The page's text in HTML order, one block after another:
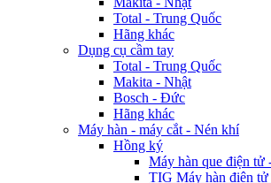
Total - Trung Quốc
Hãng khác
Dụng cụ cầm tay
Total - Trung Quốc
Makita - Nhật
Bosch - Đức
Hãng khác
Máy hàn - máy cắt - Nén khí
Hồng ký
Máy hàn que điện tử
TIG Máy hàn điện